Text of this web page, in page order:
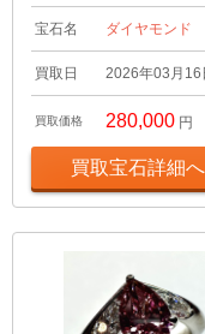
宝石名 ダイヤモンド
買取日 2026年03月16
買取価格 280,000 円
買取宝石詳細へ